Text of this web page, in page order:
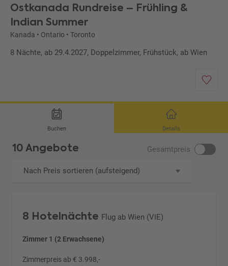
Ostkanada Rundreise – Frühling &
Indian Summer
Kanada • Ontario • Toronto
8 Nächte, ab 29.4.2027, Doppelzimmer, Frühstück, ab Wien
Buchen Details
10 Angebote Gesamtpreis
Nach Preis sortieren (aufsteigend)
8 Hotelnächte Flug ab Wien (VIE)
Zimmer 1 (2 Erwachsene)
Zimmerpreis ab € 3.998,-